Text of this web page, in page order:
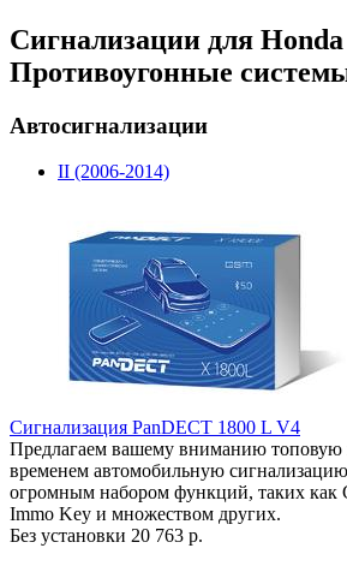
Сигнализации для
Противоугонные
Автосигнализации
II (2006-2014)
Сигнализация PanDECT 1800 L V4
Предлагаем вашему вниманию
временем автомобильную
огромным набором функций, таких как
Immo Key и множеством других.
Без установки 20 763 р.